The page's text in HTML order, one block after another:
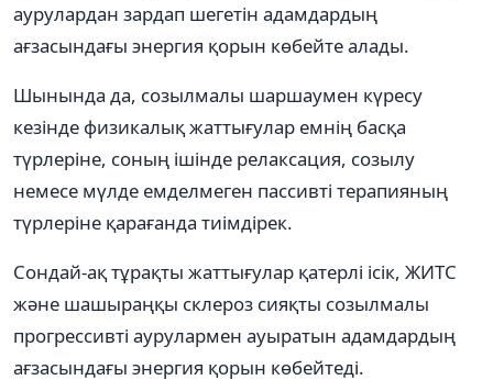
аурулардан зардап шегетін адамдардың
ағзасындағы энергия қорын көбейте алады.
Шынында да, созылмалы шаршаумен күресу
кезінде физикалық жаттығулар емнің басқа
түрлеріне, соның ішінде релаксация, созылу
немесе мүлде емделмеген пассивті терапияның
түрлеріне қарағанда тиімдірек.
Сондай-ақ тұрақты жаттығулар қатерлі ісік, ЖИТС
және шашыраңқы склероз сияқты созылмалы
прогрессивті аурулармен ауыратын адамдардың
ағзасындағы энергия қорын көбейтеді.